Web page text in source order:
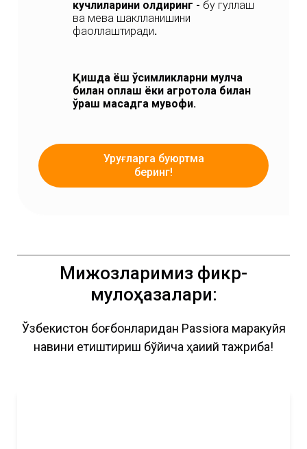
кучлиларини қолдиринг - бу гуллаш
ва мева шаклланишини
фаоллаштиради.
Қишда ёш ўсимликларни мулча
билан қоплаш ёки агротола билан
ўраш мақсадга мувофиқ.
Уруғларга буюртма
беринг!
Мижозларимиз фикр-
мулоҳазалари:
Ўзбекистон боғбонларидан Passiora маракуйя
навини етиштириш бўйича ҳақиқий тажриба!